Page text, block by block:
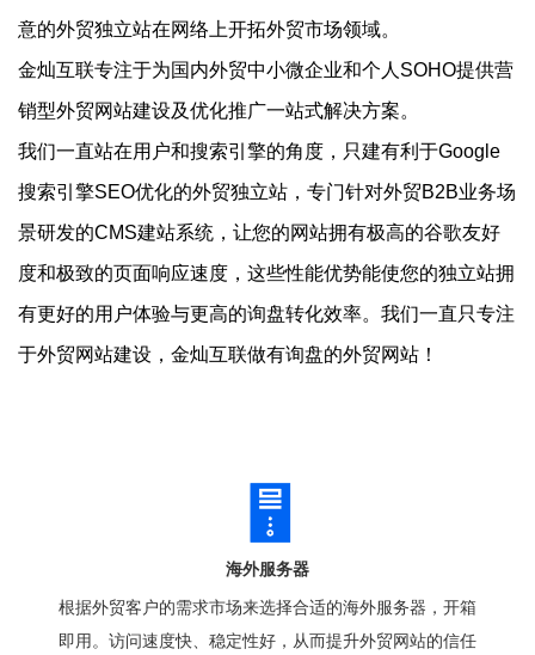
意的外贸独立站在网络上开拓外贸市场领域。
金灿互联专注于为国内外贸中小微企业和个人SOHO提供营
销型外贸网站建设及优化推广一站式解决方案。
我们一直站在用户和搜索引擎的角度，只建有利于Google
搜索引擎SEO优化的外贸独立站，专门针对外贸B2B业务场
景研发的CMS建站系统，让您的网站拥有极高的谷歌友好
度和极致的页面响应速度，这些性能优势能使您的独立站拥
有更好的用户体验与更高的询盘转化效率。我们一直只专注
于外贸网站建设，金灿互联做有询盘的外贸网站！
海外服务器
根据外贸客户的需求市场来选择合适的海外服务器，开箱
即用。访问速度快、稳定性好，从而提升外贸网站的信任